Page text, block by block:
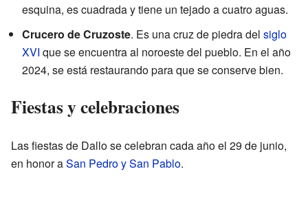
esquina, es cuadrada y tiene un tejado a cuatro aguas.
Crucero de Cruzoste. Es una cruz de piedra del siglo
XVI que se encuentra al noroeste del pueblo. En el año
2024, se está restaurando para que se conserve bien.
Fiestas y celebraciones
Las fiestas de Dallo se celebran cada año el 29 de junio,
en honor aSan Pedro y San Pablo.